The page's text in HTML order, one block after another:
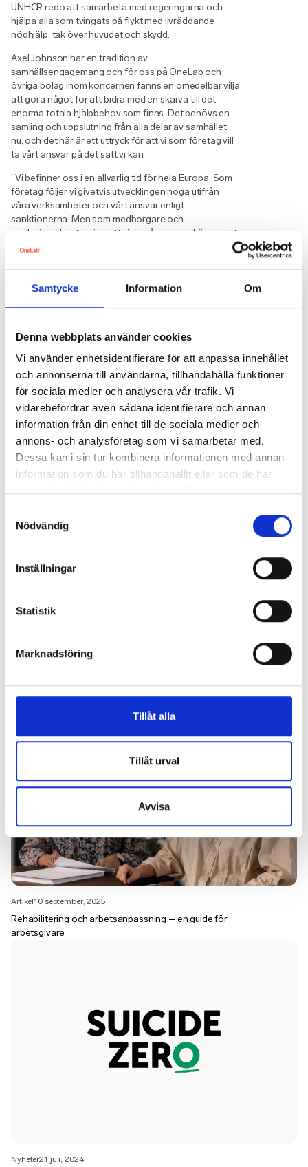
Samtycke Information Om
Denna webbplats använder cookies
Vi använder enhetsidentifierare för att anpassa innehållet
och annonserna till användarna, tillhandahålla funktioner
för sociala medier och analysera vår trafik. Vi
vidarebefordrar även sådana identifierare och annan
information från din enhet till de sociala medier och
annons- och analysföretag som vi samarbetar med.
Dessa kan i sin tur kombinera informationen med annan
information som du har tillhandahållit eller som de har
Nödvändig
Inställningar
Statistik
Marknadsföring
Tillåt alla
Tillåt urval
Avvisa
UNHCR redo att samarbeta med regeringarna och
hjälpa alla som tvingats på flykt med livräddande
nödhjälp, tak över huvudet och skydd.
Axel Johnson har en tradition av
samhällsengagemang och för oss på OneLab och
övriga bolag inom koncernen fanns en omedelbar vilja
att göra något för att bidra med en skärva till det
enorma totala hjälpbehov som finns. Det behövs en
samling och uppslutning från alla delar av samhället
nu, och det här är ett uttryck för att vi som företag vill
ta vårt ansvar på det sätt vi kan.
”Vi befinner oss i en allvarlig tid för hela Europa. Som
företag följer vi givetvis utvecklingen noga utifrån
våra verksamheter och vårt ansvar enligt
sanktionerna. Men som medborgare och
medmänniskor tror jag att vi är många som känner att
de kortsiktiga ekonomiska effekterna är sekundära i
bakgrunden donerar Axel Johnson tillsammans med
Nästa läsning
Webinar1 augusti, 2024
agerar du som arbetsgivare?
Artikel10 september, 2025
Rehabilitering och arbetsanpassning – en guide för
arbetsgivare
Nyheter21 juli, 2024